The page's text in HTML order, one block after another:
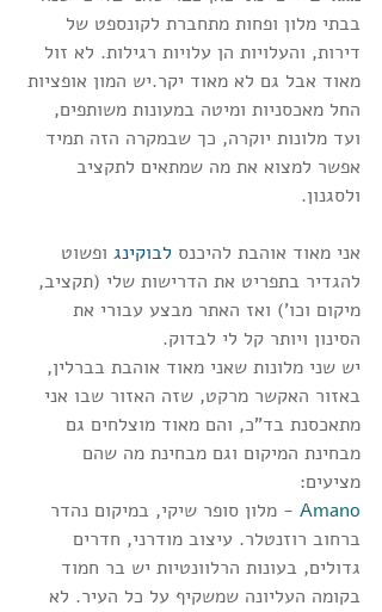
בבתי מלון ופחות מתחברת לקונספט של
דירות, והעלויות הן עלויות רגילות. לא זול
מאוד אבל גם לא מאוד יקר.יש המון אופציות
החל מאכסניות ומיטה במעונות משותפים,
ועד מלונות יוקרה, כך שבמקרה הזה תמיד
אפשר למצוא את מה שמתאים לתקציב
ולסגנון.
אני מאוד אוהבת להיכנס לבוקינג ופשוט
להגדיר בתפריט את הדרישות שלי (תקציב,
מיקום וכו') ואז האתר מבצע עבורי את
הסינון ויותר קל לי לבדוק.
יש שני מלונות שאני מאוד אוהבת בברלין,
באזור האקשר מרקט, שזה האזור שבו אני
מתאכסנת בד"כ, והם מאוד מוצלחים גם
מבחינת המיקום וגם מבחינת מה שהם
מציעים:
Amano - מלון סופר שיקי, במיקום נהדר
ברחוב רוזנטלר. עיצוב מודרני, חדרים
גדולים, בעונות הרלוונטיות יש בר חמוד
בקומה העליונה שמשקיף על כל העיר. לא